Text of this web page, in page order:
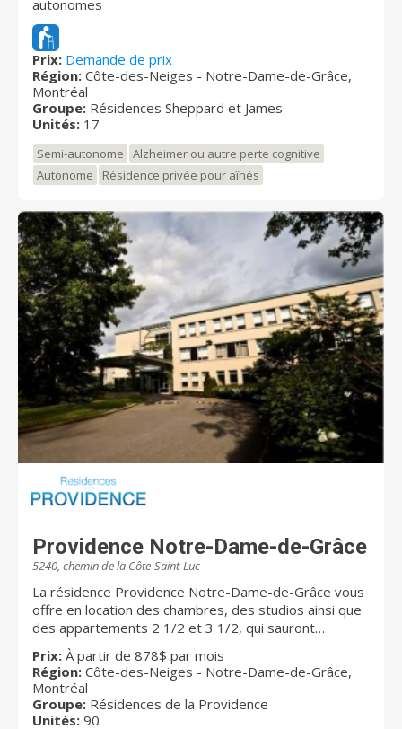
autonomes
Prix: Demande de prix
Région: Côte-des-Neiges - Notre-Dame-de-Grâce,
Montréal
Groupe: Résidences Sheppard et James
Unités: 17
Semi-autonome
Alzheimer ou autre perte cognitive
Autonome
Résidence privée pour aînés
Providence Notre-Dame-de-Grâce
5240, chemin de la Côte-Saint-Luc
La résidence Providence Notre-Dame-de-Grâce vous
offre en location des chambres, des studios ainsi que
des appartements 2 1/2 et 3 1/2, qui sauront
répondre à vos besoins. Une résidence où vous
pourrez évoluer grâce à nos différents services
offerts sur place. Possibilité de 1 à 3 repas
équilibrés par jour Activités culturelles Service de
Prix: À partir de 878$ par mois
Région: Côte-des-Neiges - Notre-Dame-de-Grâce,
Montréal
Groupe: Résidences de la Providence
Unités: 90